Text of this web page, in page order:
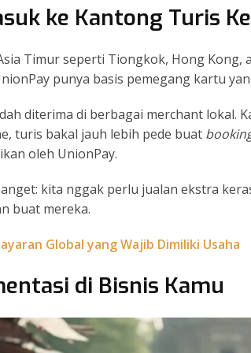
ke Kantong Turis
Timur seperti Tiongkok, Hong Kong,
punya basis pemegang kartu
diterima di berbagai merchant lokal.
turis bakal jauh lebih pede buat
oleh UnionPay.
kita nggak perlu jualan ekstra
buat mereka.
Global yang Wajib Dimiliki Usaha
di Bisnis Kamu